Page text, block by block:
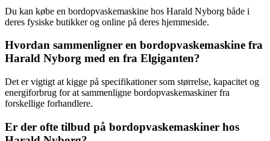
Du kan købe en bordopvaskemaskine hos Harald Nyborg både i
deres fysiske butikker og online på deres hjemmeside.
Hvordan sammenligner en bordopvaskemaskine fra
Harald Nyborg med en fra Elgiganten?
Det er vigtigt at kigge på specifikationer som størrelse, kapacitet og
energiforbrug for at sammenligne bordopvaskemaskiner fra
forskellige forhandlere.
Er der ofte tilbud på bordopvaskemaskiner hos